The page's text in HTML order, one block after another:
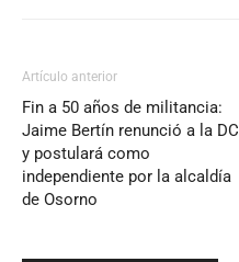
Artículo anterior
Fin a 50 años de militancia:
Jaime Bertín renunció a la DC
y postulará como
independiente por la alcaldía
de Osorno